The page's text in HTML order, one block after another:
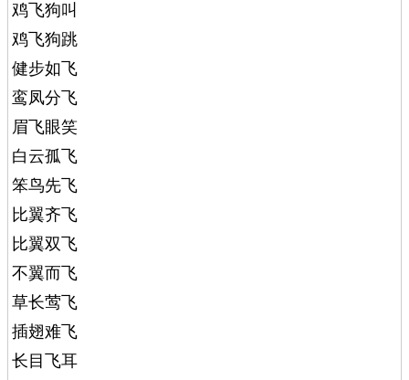
鸡飞狗叫
鸡飞狗跳
健步如飞
鸾凤分飞
眉飞眼笑
白云孤飞
笨鸟先飞
比翼齐飞
比翼双飞
不翼而飞
草长莺飞
插翅难飞
长目飞耳